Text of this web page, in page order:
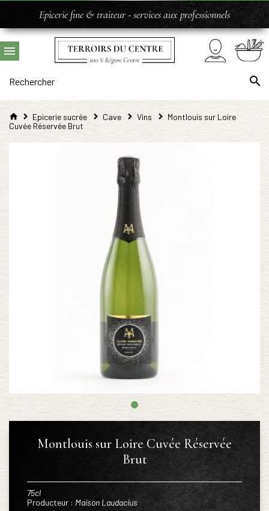
Epicerie fine & traiteur - services aux professionnels
Epicerie sucrée Cave Vins
Montlouis sur Loire
Cuvée Réservée Brut
Montlouis sur Loire Cuvée Réservée
Brut
75cl
Producteur : Maison Laudacius